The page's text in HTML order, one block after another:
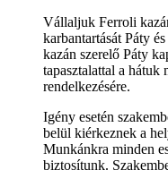
Vállaljuk Ferroli
karbantartását Páty
kazán szerelő Páty
tapasztalattal a hátuk
rendelkezésére.
Igény esetén
belül kiérkeznek a
Munkánkra minden
biztosítunk.